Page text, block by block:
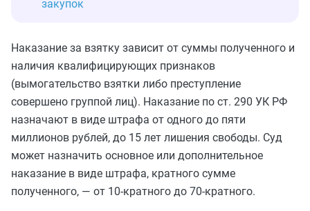
закупок
Наказание за взятку зависит от суммы полученного и
наличия квалифицирующих признаков
(вымогательство взятки либо преступление
совершено группой лиц). Наказание по ст. 290 УК РФ
назначают в виде штрафа от одного до пяти
миллионов рублей, до 15 лет лишения свободы. Суд
может назначить основное или дополнительное
наказание в виде штрафа, кратного сумме
полученного, — от 10-кратного до 70-кратного.